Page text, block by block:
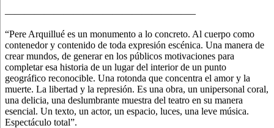
———————————————————–
“Pere Arquillué es un monumento a lo concreto. Al cuerpo como
contenedor y contenido de toda expresión escénica. Una manera de
crear mundos, de generar en los públicos motivaciones para
completar esa historia de un lugar del interior de un punto
geográfico reconocible. Una rotonda que concentra el amor y la
muerte. La libertad y la represión. Es una obra, un unipersonal coral,
una delicia, una deslumbrante muestra del teatro en su manera
esencial. Un texto, un actor, un espacio, luces, una leve música.
Espectáculo total”.